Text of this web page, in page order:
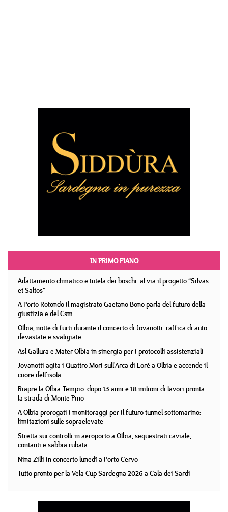
IN PRIMO PIANO
Adattamento climatico e tutela dei boschi: al via il progetto “Silvas
et Saltos”
A Porto Rotondo il magistrato Gaetano Bono parla del futuro della
giustizia e del Csm
Olbia, notte di furti durante il concerto di Jovanotti: raffica di auto
devastate e svaligiate
Asl Gallura e Mater Olbia in sinergia per i protocolli assistenziali
Jovanotti agita i Quattro Mori sull'Arca di Lorè a Olbia e accende il
cuore dell'isola
Riapre la Olbia-Tempio: dopo 13 anni e 18 milioni di lavori pronta
la strada di Monte Pino
A Olbia prorogati i monitoraggi per il futuro tunnel sottomarino:
limitazioni sulle sopraelevate
Stretta sui controlli in aeroporto a Olbia, sequestrati caviale,
contanti e sabbia rubata
Nina Zilli in concerto lunedì a Porto Cervo
Tutto pronto per la Vela Cup Sardegna 2026 a Cala dei Sardi